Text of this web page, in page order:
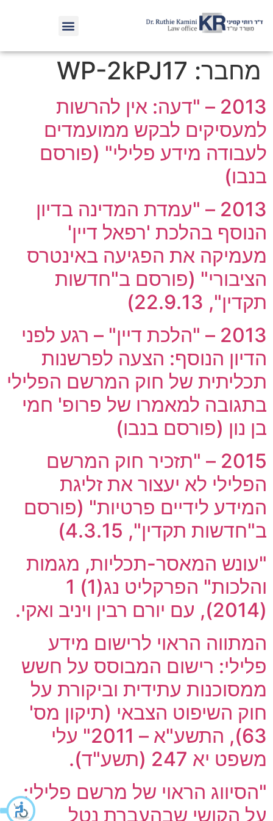
מחבר: WP-2kPJ17
2013 – "דעה: אין להרשות
למעסיקים לבקש ממועמדים
לעבודה מידע פלילי" (פורסם
בנבו)
2013 – "עמדת המדינה בדיון
הנוסף בהלכת 'רפאל דיין'
מעמיקה את הפגיעה באינטרס
הציבורי" (פורסם ב"חדשות
תקדין", 22.9.13)
2013 – "הלכת דיין" – רגע לפני
הדיון הנוסף: הצעה לפרשנות
תכליתית של חוק המרשם הפלילי
בתגובה למאמרו של פרופ' חמי
בן נון (פורסם בנבו)
2015 – "תזכיר חוק המרשם
הפלילי לא יעצור את זליגת
המידע לידיים פרטיות" (פורסם
ב"חדשות תקדין", 4.3.15)
"עונש המאסר-תכליות, מגמות
והלכות" הפרקליט נג(1) 1
(2014), עם יורם רבין ויניב ואקי.
המתווה הראוי לרישום מידע
פלילי: רישום המבוסס על חשש
ממסוכנות עתידית וביקורת על
חוק השיפוט הצבאי (תיקון מס'
63), התשע"א – 2011" עלי
משפט יא 247 (תשע"ד).
"הסיווג הראוי של מרשם פלילי:
על הקושי שבהעברת נטל